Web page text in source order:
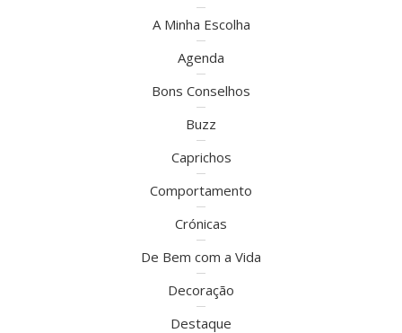
A Minha Escolha
Agenda
Bons Conselhos
Buzz
Caprichos
Comportamento
Crónicas
De Bem com a Vida
Decoração
Destaque